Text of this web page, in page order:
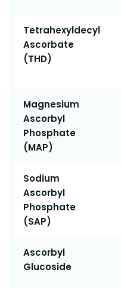
Tetrahexyldecyl
Ascorbate
(THD)
Magnesium
Ascorbyl
Phosphate
(MAP)
Sodium
Ascorbyl
Phosphate
(SAP)
Ascorbyl
Glucoside